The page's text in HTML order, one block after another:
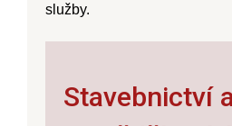
služby.
Stavebnictví